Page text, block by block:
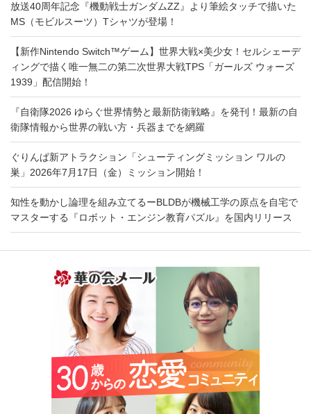
放送40周年記念『機動戦士ガンダムZZ』より筆絵タッチで描いた
MS（モビルスーツ）Tシャツが登場！
【新作Nintendo Switch™ゲーム】世界大戦×美少女！セルシェーデ
ィングで描く唯一無二の第二次世界大戦TPS「ガールズ ウォーズ
1939」配信開始！
『自衛隊2026 ゆらぐ世界情勢と最新防衛戦略』を発刊！最新の自
衛隊情報から世界の戦い方・兵器までを網羅
ぐりんぱ新アトラクション「シューティングミッション ワルの
巣」2026年7月17日（金）ミッション開始！
知性を動かし論理を組み立てるーBLDBが機械工学の原点を自宅で
マスターする『ロボット・エンジン教育パズル』を国内リリース